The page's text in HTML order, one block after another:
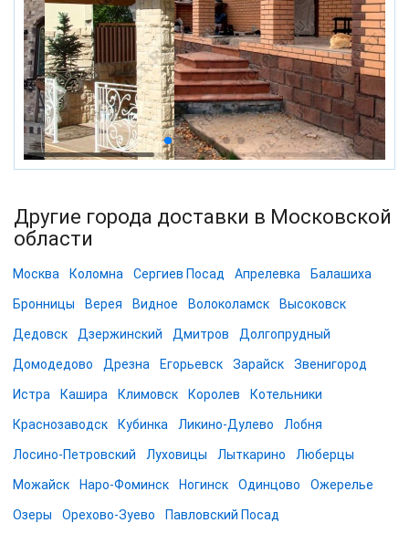
Другие города доставки в Московской
области
Москва Коломна Сергиев Посад Апрелевка Балашиха
Бронницы Верея Видное Волоколамск Высоковск
Дедовск Дзержинский Дмитров Долгопрудный
Домодедово Дрезна Егорьевск Зарайск Звенигород
Истра Кашира Климовск Королев Котельники
Краснозаводск Кубинка Ликино-Дулево Лобня
Лосино-Петровский Луховицы Лыткарино Люберцы
Можайск Наро-Фоминск Ногинск Одинцово Ожерелье
Озеры Орехово-Зуево Павловский Посад